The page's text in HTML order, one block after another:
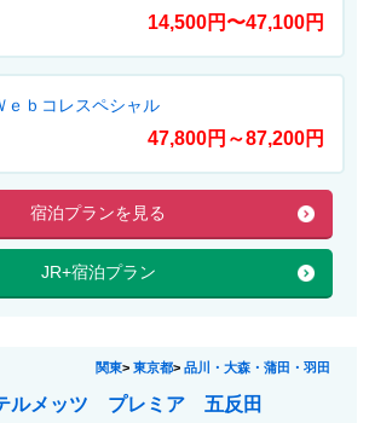
14,500円〜47,100円
ｅｂコレスペシャル
47,800円～87,200円
宿泊プランを見る
JR+宿泊プラン
関東> 東京都> 品川・大森・蒲田・羽田
ルメッツ プレミア 五反田